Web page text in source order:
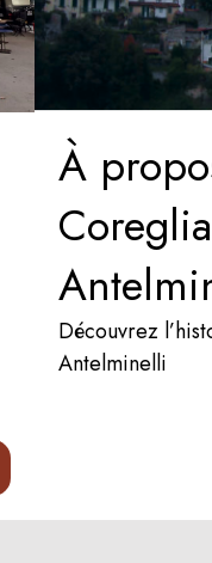
À
Coreglia
Découvrez
Antelminelli